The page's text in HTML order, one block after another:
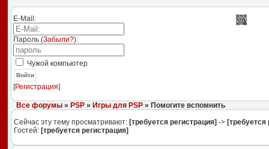
E-Mail:
Пароль (Забыли?):
Чужой компьютер
Войти
[Регистрация]
Все форумы» PSP» Игры для PSP» Помогите вспомнить
Сейчас эту тему просматривают: [требуется регистрация] -> [требуется
Гостей: [требуется регистрация]